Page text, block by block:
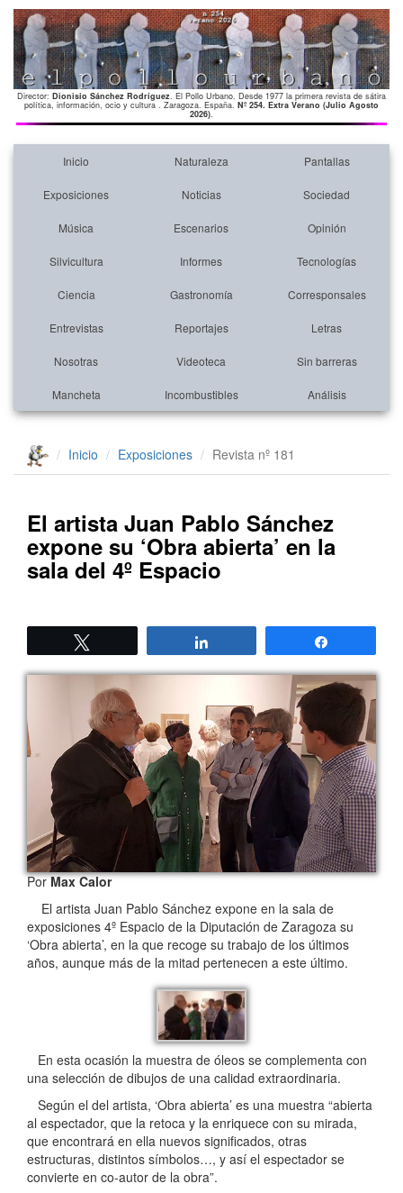
Director: Dionisio Sánchez Rodríguez. El Pollo Urbano. Desde 1977 la primera revista de sátira
política, información, ocio y cultura . Zaragoza. España. Nº 254. Extra Verano (Julio Agosto
2026).
Inicio Naturaleza Pantallas
Exposiciones Noticias Sociedad
Música Escenarios Opinión
Silvicultura Informes Tecnologías
Ciencia Gastronomía Corresponsales
Entrevistas Reportajes Letras
Nosotras Videoteca Sin barreras
Mancheta Incombustibles Análisis
Inicio Exposiciones Revista nº 181
El artista Juan Pablo Sánchez
expone su ‘Obra abierta’ en la
sala del 4º Espacio
PorMax Calor
El artista Juan Pablo Sánchez expone en la sala de
exposiciones 4º Espacio de la Diputación de Zaragoza su
‘Obra abierta’, en la que recoge su trabajo de los últimos
años, aunque más de la mitad pertenecen a este último.
En esta ocasión la muestra de óleos se complementa con
una selección de dibujos de una calidad extraordinaria.
Según el del artista, ‘Obra abierta’ es una muestra “abierta
al espectador, que la retoca y la enriquece con su mirada,
que encontrará en ella nuevos significados, otras
estructuras, distintos símbolos…, y así el espectador se
convierte en co-autor de la obra”.